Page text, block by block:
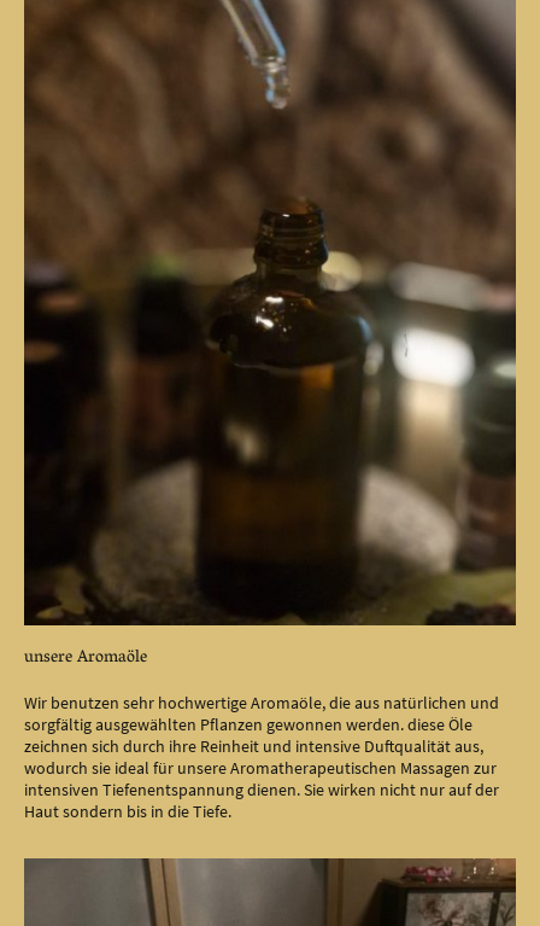
unsere Aromaöle
Wir benutzen sehr hochwertige Aromaöle, die aus natürlichen und
sorgfältig ausgewählten Pflanzen gewonnen werden. diese Öle
zeichnen sich durch ihre Reinheit und intensive Duftqualität aus,
wodurch sie ideal für unsere Aromatherapeutischen Massagen zur
intensiven Tiefenentspannung dienen. Sie wirken nicht nur auf der
Haut sondern bis in die Tiefe.